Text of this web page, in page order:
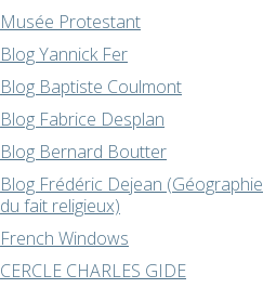
Musée Protestant
Blog Yannick Fer
Blog Baptiste Coulmont
Blog Fabrice Desplan
Blog Bernard Boutter
Blog Frédéric Dejean (Géographie
du fait religieux)
French Windows
CERCLE CHARLES GIDE